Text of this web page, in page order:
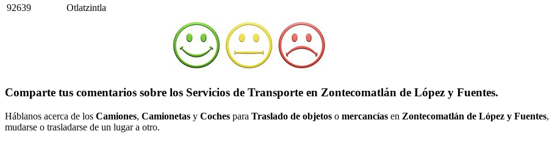
92639
Otlatzintla
Comparte tus comentarios sobre los Servicios de Transporte en Zontecomatlán de López y Fuentes.
Háblanos acerca de los Camiones, Camionetas y Coches para Traslado de objetos o mercancías en Zontecomatlán de López y Fuentes,
mudarse o trasladarse de un lugar a otro.